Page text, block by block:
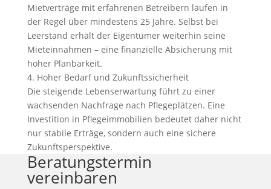
Mietverträge mit erfahrenen Betreibern laufen in
der Regel über mindestens 25 Jahre. Selbst bei
Leerstand erhält der Eigentümer weiterhin seine
Mieteinnahmen – eine finanzielle Absicherung mit
hoher Planbarkeit.
4. Hoher Bedarf und Zukunftssicherheit
Die steigende Lebenserwartung führt zu einer
wachsenden Nachfrage nach Pflegeplätzen. Eine
Investition in Pflegeimmobilien bedeutet daher nicht
nur stabile Erträge, sondern auch eine sichere
Zukunftsperspektive.
Beratungstermin
vereinbaren